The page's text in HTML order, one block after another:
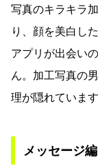
写真のキラキラ
り、顔を美白し
アプリが出会い
ん。加工写真の
理が隠れていま
メッセージ編